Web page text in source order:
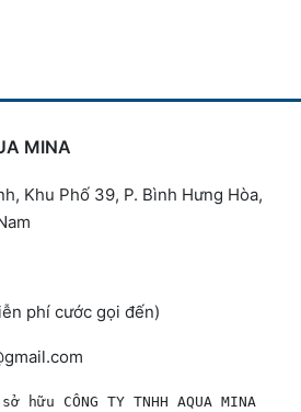
MINA
Khu Phố 39, P. Bình Hưng Hòa,
phí cước gọi đến)
CÔNG TY TNHH AQUA MINA